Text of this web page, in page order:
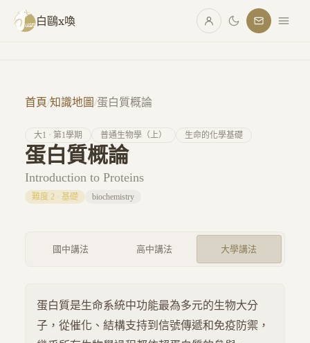
跳至主要內容
白鷗x喚
首頁/知識地圖/蛋白質概論
大1 · 第1學期 普通生物學（上） 生命的化學基礎
蛋白質概論
Introduction to Proteins
難度 2 · 基礎 biochemistry
國中講法 高中講法 大學講法
蛋白質是生命系統中功能最為多元的生物大分
子，從催化、結構支持到信號傳遞和免疫防禦，